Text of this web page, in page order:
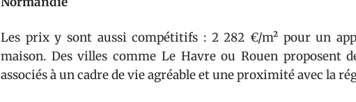
Les prix y sont aussi compétitifs : 2 282 €/m² pour un
maison. Des villes comme Le Havre ou Rouen proposent
associés à un cadre de vie agréable et une proximité avec la